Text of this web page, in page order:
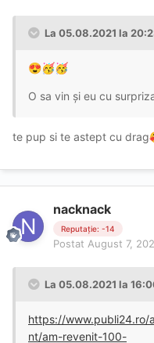
La 05.08.2021 la
😍🥳🥳
O sa vin și eu cu
te pup si te astept cu drag
nacknack
Reputație: -14
Postat August 7,
La 05.08.2021 la
https://www.publi24.ro/
nt/am-revenit-100-